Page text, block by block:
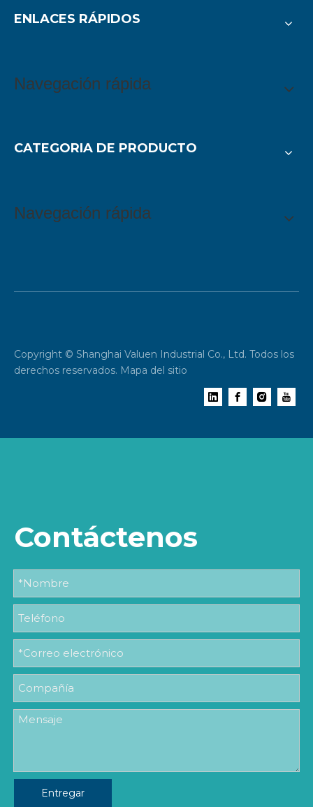
ENLACES RÁPIDOS
Navegación rápida
CATEGORIA DE PRODUCTO
Navegación rápida
Copyright © Shanghai Valuen Industrial Co., Ltd. Todos los
derechos reservados. Mapa del sitio
Contáctenos
Entregar